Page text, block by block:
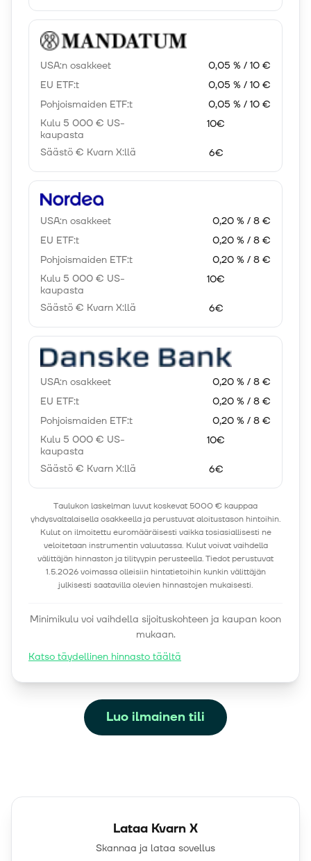
USA:n osakkeet
0,05 % / 10 €
EU ETF:t
0,05 % / 10 €
Pohjoismaiden ETF:t
0,05 % / 10 €
Kulu 5 000 € US-
kaupasta
10€
Säästö € Kvarn X:llä 6€
USA:n osakkeet
0,20 % / 8 €
EU ETF:t
0,20 % / 8 €
Pohjoismaiden ETF:t
0,20 % / 8 €
Kulu 5 000 € US-
kaupasta
10€
Säästö € Kvarn X:llä 6€
USA:n osakkeet
0,20 % / 8 €
EU ETF:t
0,20 % / 8 €
Pohjoismaiden ETF:t
0,20 % / 8 €
Kulu 5 000 € US-
kaupasta
10€
Säästö € Kvarn X:llä 6€
Taulukon laskelman luvut koskevat 5000 € kauppaa
yhdysvaltalaisella osakkeella ja perustuvat aloitustason hintoihin.
Kulut on ilmoitettu euromääräisesti vaikka tosiasiallisesti ne
veloitetaan instrumentin valuutassa. Kulut voivat vaihdella
välittäjän hinnaston ja tilityypin perusteella. Tiedot perustuvat
1.5.2026 voimassa olleisiin hintatietoihin kunkin välittäjän
julkisesti saatavilla olevien hinnastojen mukaisesti.
Minimikulu voi vaihdella sijoituskohteen ja kaupan koon
mukaan.
Katso täydellinen hinnasto täältä
Luo ilmainen tili
Lataa Kvarn X
Skannaa ja lataa sovellus